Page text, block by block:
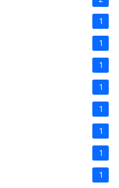
1
1
1
1
1
1
1
1